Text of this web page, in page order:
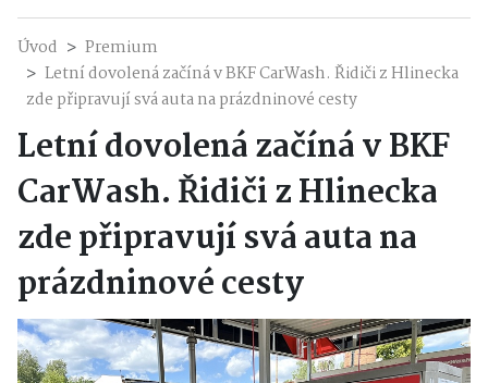
Úvod
Premium
Letní dovolená začíná v BKF CarWash. Řidiči z Hlinecka
zde připravují svá auta na prázdninové cesty
Letní dovolená začíná v BKF
CarWash. Řidiči z Hlinecka
zde připravují svá auta na
prázdninové cesty